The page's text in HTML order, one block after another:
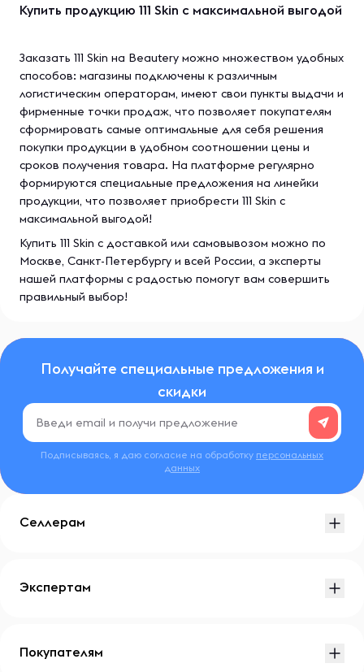
Купить продукцию 111 Skin с максимальной выгодой
Заказать 111 Skin на Beautery можно множеством удобных
способов: магазины подключены к различным
логистическим операторам, имеют свои пункты выдачи и
фирменные точки продаж, что позволяет покупателям
сформировать самые оптимальные для себя решения
покупки продукции в удобном соотношении цены и
сроков получения товара. На платформе регулярно
формируются специальные предложения на линейки
продукции, что позволяет приобрести 111 Skin с
максимальной выгодой!
Купить 111 Skin с доставкой или самовывозом можно по
Москве, Санкт-Петербургу и всей России, а эксперты
нашей платформы с радостью помогут вам совершить
правильный выбор!
Получайте специальные предложения и
скидки
Подписываясь, я даю согласие на обработку персональных
данных
Селлерам
Экспертам
Покупателям